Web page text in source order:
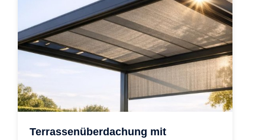
Terrassenüberdachung mit